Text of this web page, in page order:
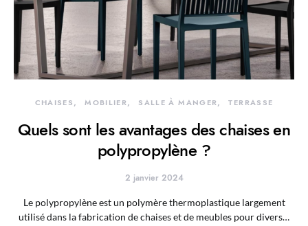
CHAISES MOBILIER SALLE À MANGER TERRASSE
Quels sont les avantages des chaises en
polypropylène ?
2 janvier 2024
Le polypropylène est un polymère thermoplastique largement
utilisé dans la fabrication de chaises et de meubles pour divers…